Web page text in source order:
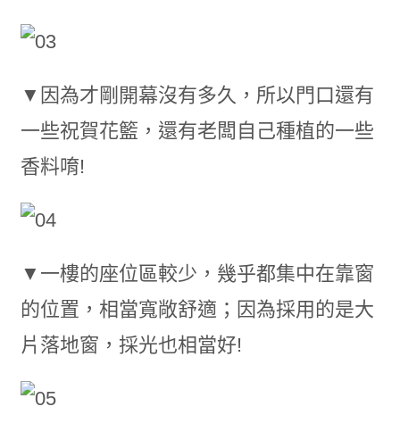
▼因為才剛開幕沒有多久，所以門口還有
一些祝賀花籃，還有老闆自己種植的一些
香料唷!
▼一樓的座位區較少，幾乎都集中在靠窗
的位置，相當寬敞舒適；因為採用的是大
片落地窗，採光也相當好!